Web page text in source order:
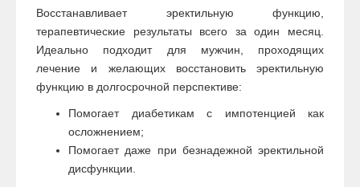
Восстанавливает эректильную функцию,
терапевтические результаты всего за один месяц.
Идеально подходит для мужчин, проходящих
лечение и желающих восстановить эректильную
функцию в долгосрочной перспективе:
Помогает диабетикам с импотенцией как
осложнением;
Помогает даже при безнадежной эректильной
дисфункции.